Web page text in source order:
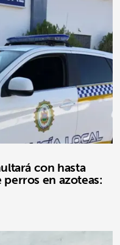
con hasta
en azoteas: